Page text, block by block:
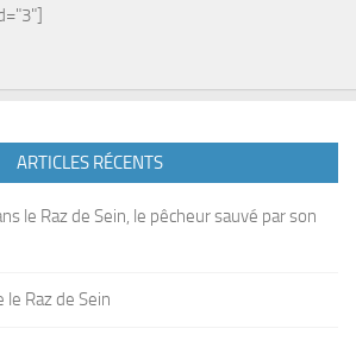
ARTICLES RÉCENTS
le Raz de Sein, le pêcheur sauvé par son
le Raz de Sein